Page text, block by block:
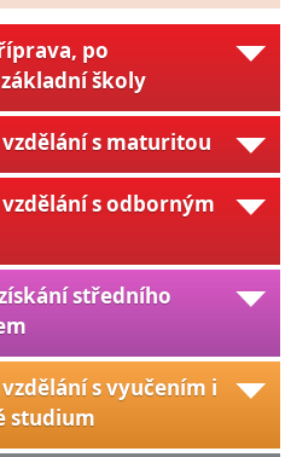
po
školy
s maturitou
s odborným
středního
s vyučením i
studium